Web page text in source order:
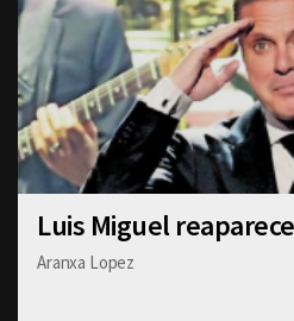
Luis Miguel
Aranxa Lopez